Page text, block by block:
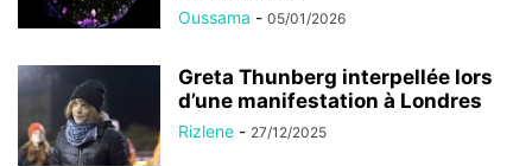
Oussama - 05/01/2026
Greta Thunberg interpellée lors
d’une manifestation à Londres
Rizlene - 27/12/2025